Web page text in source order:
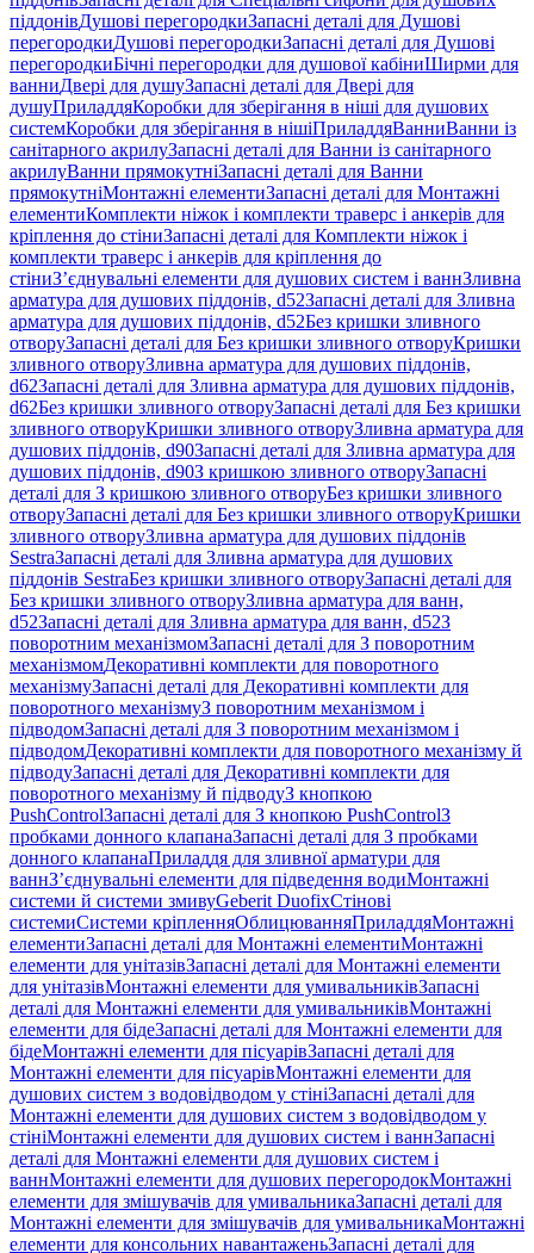
піддонівДушові перегородкиЗапасні деталі для Душові
перегородкиДушові перегородкиЗапасні деталі для Душові
перегородкиБічні перегородки для душової кабіниШирми для
ванниДвері для душуЗапасні деталі для Двері для
душуПриладдяКоробки для зберігання в ніші для душових
системКоробки для зберігання в нішіПриладдяВанниВанни із
санітарного акрилуЗапасні деталі для Ванни із санітарного
акрилуВанни прямокутніЗапасні деталі для Ванни
прямокутніМонтажні елементиЗапасні деталі для Монтажні
елементиКомплекти ніжок і комплекти траверс і анкерів для
кріплення до стіниЗапасні деталі для Комплекти ніжок і
комплекти траверс і анкерів для кріплення до
стіниЗ’єднувальні елементи для душових систем і ваннЗливна
арматура для душових піддонів, d52Запасні деталі для Зливна
арматура для душових піддонів, d52Без кришки зливного
отворуЗапасні деталі для Без кришки зливного отворуКришки
зливного отворуЗливна арматура для душових піддонів,
d62Запасні деталі для Зливна арматура для душових піддонів,
d62Без кришки зливного отворуЗапасні деталі для Без кришки
зливного отворуКришки зливного отворуЗливна арматура для
душових піддонів, d90Запасні деталі для Зливна арматура для
душових піддонів, d90З кришкою зливного отворуЗапасні
деталі для З кришкою зливного отворуБез кришки зливного
отворуЗапасні деталі для Без кришки зливного отворуКришки
зливного отворуЗливна арматура для душових піддонів
SestraЗапасні деталі для Зливна арматура для душових
піддонів SestraБез кришки зливного отворуЗапасні деталі для
Без кришки зливного отворуЗливна арматура для ванн,
d52Запасні деталі для Зливна арматура для ванн, d52З
поворотним механізмомЗапасні деталі для З поворотним
механізмомДекоративні комплекти для поворотного
механізмуЗапасні деталі для Декоративні комплекти для
поворотного механізмуЗ поворотним механізмом і
підводомЗапасні деталі для З поворотним механізмом і
підводомДекоративні комплекти для поворотного механізму й
підводуЗапасні деталі для Декоративні комплекти для
поворотного механізму й підводуЗ кнопкою
PushControlЗапасні деталі для З кнопкою PushControlЗ
пробками донного клапанаЗапасні деталі для З пробками
донного клапанаПриладдя для зливної арматури для
ваннЗ’єднувальні елементи для підведення водиМонтажні
системи й системи змивуGeberit DuofixСтінові
системиСистеми кріпленняОблицюванняПриладдяМонтажні
елементиЗапасні деталі для Монтажні елементиМонтажні
елементи для унітазівЗапасні деталі для Монтажні елементи
для унітазівМонтажні елементи для умивальниківЗапасні
деталі для Монтажні елементи для умивальниківМонтажні
елементи для бідеЗапасні деталі для Монтажні елементи для
бідеМонтажні елементи для пісуарівЗапасні деталі для
Монтажні елементи для пісуарівМонтажні елементи для
душових систем з водовідводом у стініЗапасні деталі для
Монтажні елементи для душових систем з водовідводом у
стініМонтажні елементи для душових систем і ваннЗапасні
деталі для Монтажні елементи для душових систем і
ваннМонтажні елементи для душових перегородокМонтажні
елементи для змішувачів для умивальникаЗапасні деталі для
Монтажні елементи для змішувачів для умивальникаМонтажні
елементи для консольних навантаженьЗапасні деталі для